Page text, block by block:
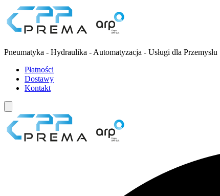
Pneumatyka - Hydraulika - Automatyzacja - Usługi dla Przemysłu
Płatności
Dostawy
Kontakt